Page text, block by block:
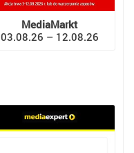
MediaMarkt
03.08.26 – 12.08.26